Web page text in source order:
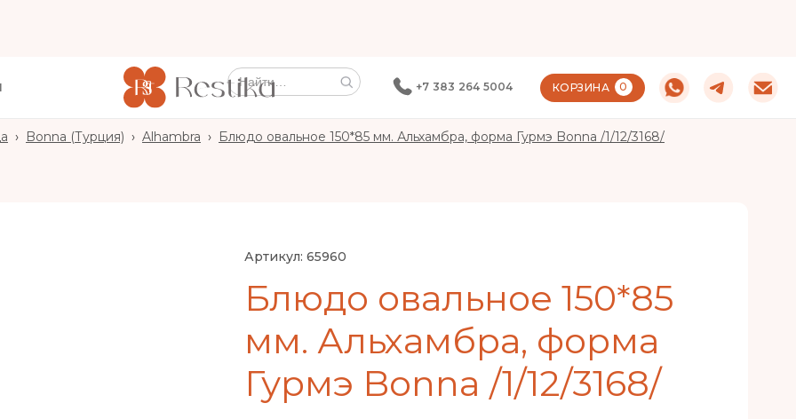
+7 383 264 5004 КОРЗИНА 0
› Bonna (Турция) › Alhambra › Блюдо овальное 150*85 мм. Альхамбра, форма Гурмэ Bonna /1/12/3168/
Артикул: 65960
Блюдо овальное 150*85
мм. Альхамбра, форма
Гурмэ Bonna /1/12/3168/